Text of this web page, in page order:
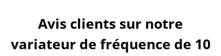
Avis clients sur notre
variateur de fréquence de 10